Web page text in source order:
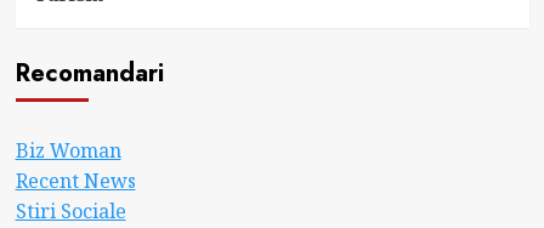
Recomandari
Biz Woman
Recent News
Stiri Sociale